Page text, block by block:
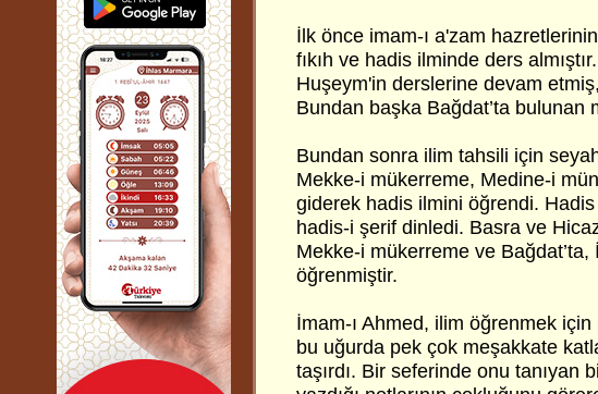
İlk önce imam-ı a'zam
fıkıh ve hadis ilminde ders
Huşeym'in derslerine devam
Bundan başka Bağdat’ta bulunan
Bundan sonra ilim tahsili için
Mekke-i mükerreme, Medine-i
giderek hadis ilmini öğrendi.
hadis-i şerif dinledi. Basra ve
Mekke-i mükerreme ve
öğrenmiştir.
İmam-ı Ahmed, ilim öğrenmek
bu uğurda pek çok meşakkate
taşırdı. Bir seferinde onu tanıyan